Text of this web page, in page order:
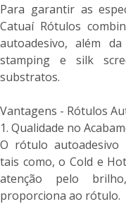
Para garantir as
Catuaí Rótulos
autoadesivo, além
stamping e silk
substratos.
Vantagens - Rótulos
1. Qualidade no
O rótulo autoadesivo
tais como, o Cold e
atenção pelo
proporciona ao rótulo.